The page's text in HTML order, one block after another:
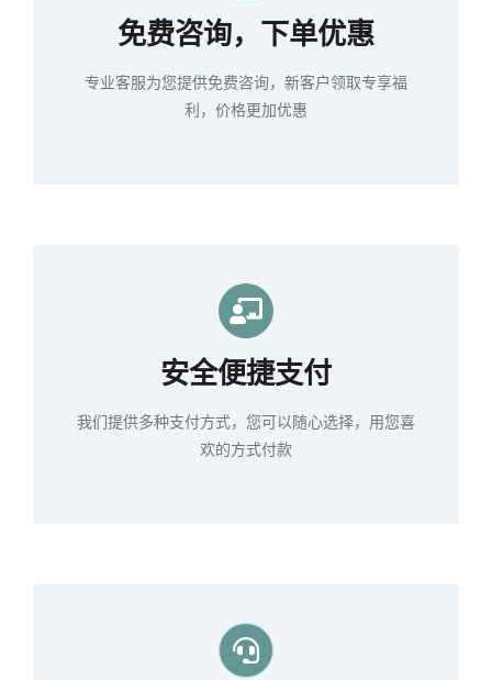
免费咨询，下单优惠
专业客服为您提供免费咨询，新客户领取专享福
利，价格更加优惠
安全便捷支付
我们提供多种支付方式，您可以随心选择，用您喜
欢的方式付款